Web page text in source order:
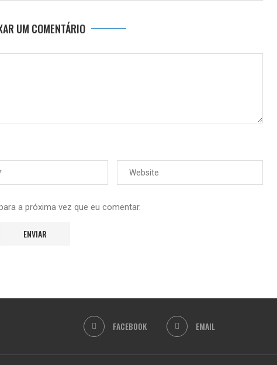
UM COMENTÁRIO
a próxima vez que eu comentar.
FACEBOOK EMAIL